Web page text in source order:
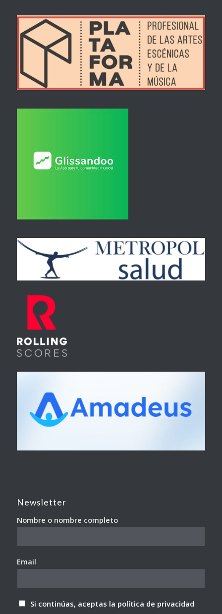
Newsletter
Nombre o nombre completo
Email
Si continúas, aceptas la política de privacidad